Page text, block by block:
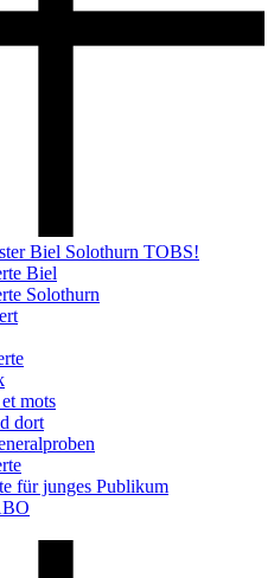
Biel Solothurn TOBS!
Biel
Solothurn
mots
dort
für junges Publikum